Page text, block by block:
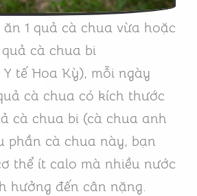
1 quả cà chua vừa hoặc
cà chua bi
Y tế Hoa Kỳ), mỗi ngày
cà chua có kích thước
cà chua bi (cà chua anh
phần cà chua này, bạn
thể ít calo mà nhiều nước
hưởng đến cân nặng.